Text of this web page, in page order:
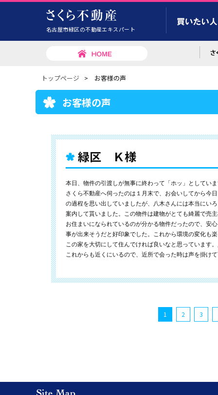
名古屋市緑区の不動産エキスパート
トップページ > お客様の声
お客様の声
緑区 Ｋ様
本日、物件の引渡しが無事に終わって「ホッ」としてい
さくら不動産へ伺ったのは１月末で、お会いしてから今
の過程を思い出していましたが、八木さんには本当にい
案内して貰いました。この物件は建物がとても綺麗で売
お住まいになられているのが分かる物件だったので、安
事が出来そうだと好印象でした。これから環境の変化も
この家を大切にして住んでければ良いなと思っています
これからも近くにいるので、近所で会った時は声を掛け
1 2 3